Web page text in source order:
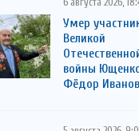
6 августа 2026,
Умер
Великой
войны
Фёдор